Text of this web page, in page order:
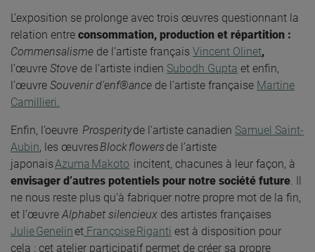
L’exposition se prolonge avec trois œuvres questionnant la
relation entre consommation, production et répartition :
Commensalisme de l’artiste français Vincent Olinet,
l’œuvre Stove de l’artiste indien Subodh Gupta et enfin,
l’œuvre Souvenir d’enf®ance de l’artiste française Martine
Camillieri.
Enfin, l’oeuvre Prosperityde l’artiste canadien Samuel Saint-
Aubin, les œuvresBlockflowers de l’artiste
japonaisAzuma Makoto incitent, chacunes à leur façon, à
envisager d’autres potentiels pour notre société future. Il
ne nous reste plus qu’à fabriquer notre propre mot de la fin,
et l’œuvreAlphabet silencieux des artistes françaises
JulieGenelinet FrançoiseRiganti est à disposition pour
cela : cet atelier participatif permet de créer sa propre